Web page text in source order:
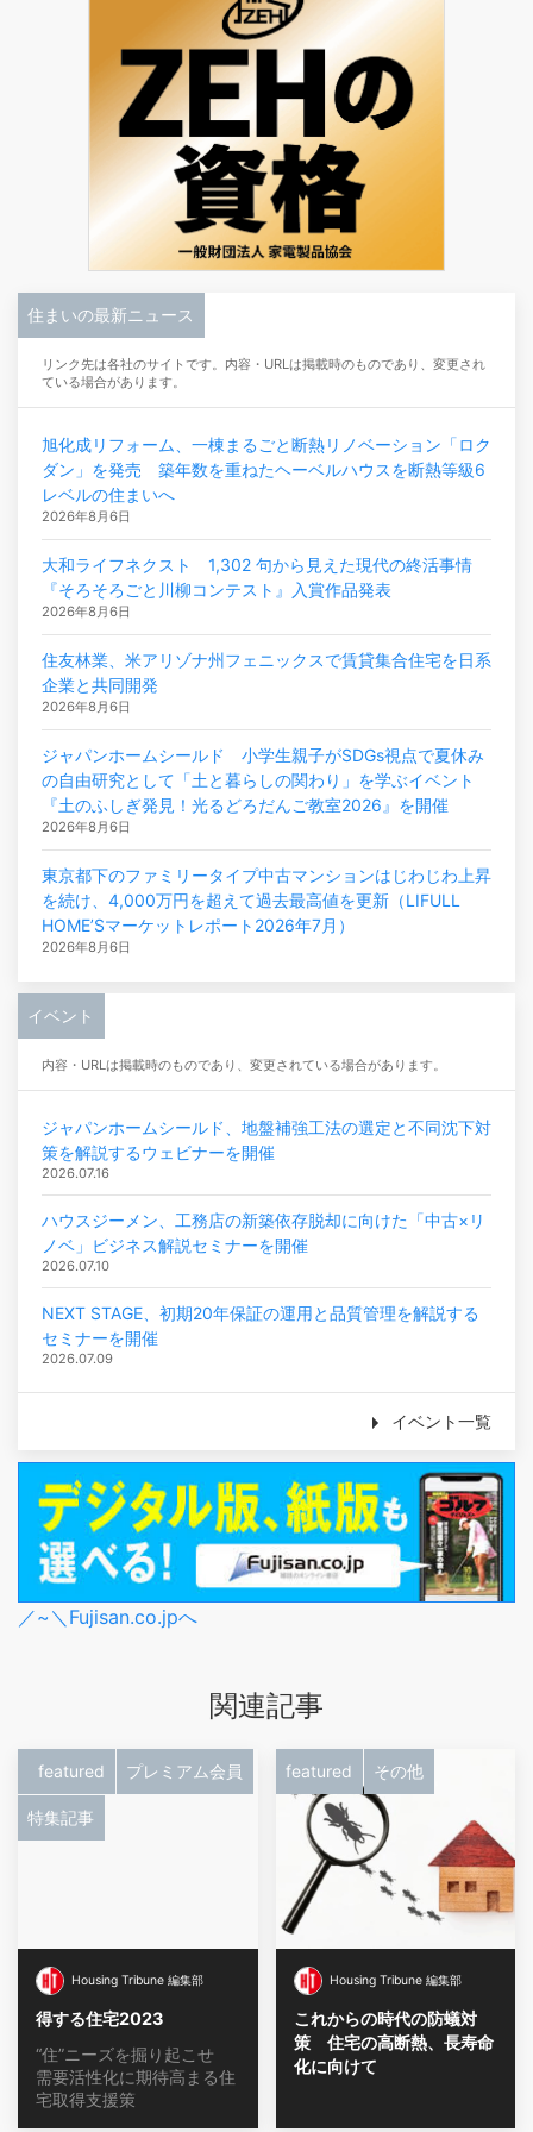
住まいの最新ニュース
リンク先は各社のサイトです。内容・URLは掲載時のものであり、変更され
ている場合があります。
旭化成リフォーム、一棟まるごと断熱リノベーション「ロク
ダン」を発売 築年数を重ねたヘーベルハウスを断熱等級6
レベルの住まいへ
2026年8月6日
大和ライフネクスト 1,302 句から見えた現代の終活事情
『そろそろごと川柳コンテスト』入賞作品発表
2026年8月6日
住友林業、米アリゾナ州フェニックスで賃貸集合住宅を日系
企業と共同開発
2026年8月6日
ジャパンホームシールド 小学生親子がSDGs視点で夏休み
の自由研究として「土と暮らしの関わり」を学ぶイベント
『土のふしぎ発見！光るどろだんご教室2026』を開催
2026年8月6日
東京都下のファミリータイプ中古マンションはじわじわ上昇
を続け、4,000万円を超えて過去最高値を更新（LIFULL
HOME’Sマーケットレポート2026年7月）
2026年8月6日
イベント
内容・URLは掲載時のものであり、変更されている場合があります。
ジャパンホームシールド、地盤補強工法の選定と不同沈下対
策を解説するウェビナーを開催
2026.07.16
ハウスジーメン、工務店の新築依存脱却に向けた「中古×リ
ノベ」ビジネス解説セミナーを開催
2026.07.10
NEXT STAGE、初期20年保証の運用と品質管理を解説する
セミナーを開催
2026.07.09
イベント一覧
／~＼Fujisan.co.jpへ
関連記事
featured プレミアム会員
特集記事
Housing Tribune 編集部
得する住宅2023
“住”ニーズを掘り起こせ
需要活性化に期待高まる住
宅取得支援策
featured その他
Housing Tribune 編集部
これからの時代の防蟻対
策 住宅の高断熱、長寿命
化に向けて